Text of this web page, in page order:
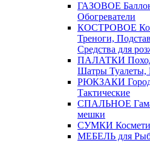
ГАЗОВОЕ
Обогреватели
КОСТРОВОЕ
Треноги,
Средства для
ПАЛАТКИ
Шатры Туалеты,
РЮКЗАКИ
Тактические
СПАЛЬНОЕ
мешки
СУМКИ
МЕБЕЛЬ для